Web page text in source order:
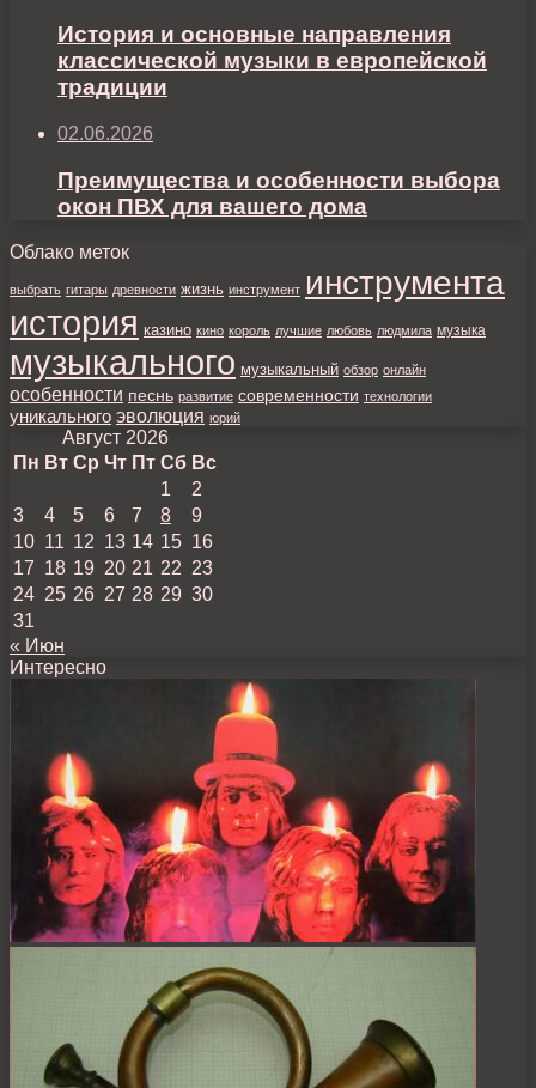
История и основные направления
классической музыки в европейской
традиции
02.06.2026
Преимущества и особенности выбора
окон ПВХ для вашего дома
Облако меток
выбрать гитары древности жизнь инструмент инструмента
история казино кино король лучшие любовь людмила музыка
музыкального музыкальный обзор онлайн
особенности песнь развитие современности технологии
уникального эволюция юрий
Август 2026
Пн Вт Ср Чт Пт Сб Вс
1
2
3
4 5 6 7 8
9
10 11 12 13 14 15 16
17 18 19 20 21 22 23
24 25 26 27 28 29 30
31
« Июн
Интересно